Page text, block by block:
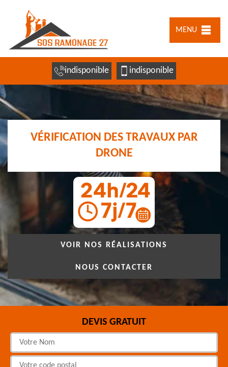
MENU
indisponible indisponible
VÉRIFICATION DES TRAVAUX PAR
DRONE
VOIR NOS RÉALISATIONS
NOUS CONTACTER
DEVIS GRATUIT